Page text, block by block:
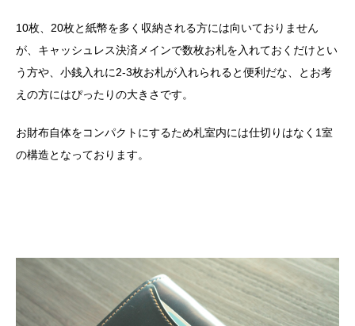
10枚、20枚と紙幣を多く収納される方には向いておりません
が、キャッシュレス決済メインで数枚お札を入れておくだけとい
う方や、小銭入れに2-3枚お札が入れられると便利だな、とお考
えの方にはぴったりの大きさです。
お財布自体をコンパクトにするため札室内には仕切りはなく1室
の構造となっております。